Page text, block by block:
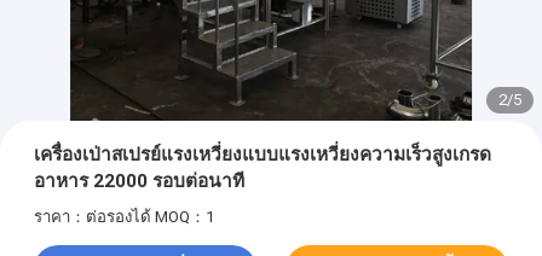
2/5
เครื่องเป่าสเปรย์แรงเหวี่ยงแบบแรงเหวี่ยงความเร็วสูงเกรด
อาหาร 22000 รอบต่อนาที
ราคา：ต่อรองได้ MOQ：1